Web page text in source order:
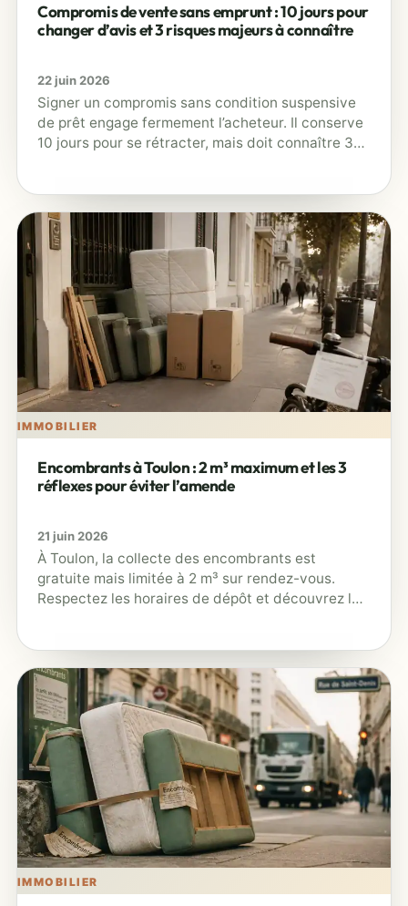
Compromis de vente sans emprunt : 10 jours pour
changer d’avis et 3 risques majeurs à connaître
22 juin 2026
Signer un compromis sans condition suspensive
de prêt engage fermement l’acheteur. Il conserve
10 jours pour se rétracter, mais doit connaître 3
IMMOBILIER
Encombrants à Toulon : 2 m³ maximum et les 3
réflexes pour éviter l’amende
21 juin 2026
À Toulon, la collecte des encombrants est
gratuite mais limitée à 2 m³ sur rendez-vous.
Respectez les horaires de dépôt et découvrez les
IMMOBILIER